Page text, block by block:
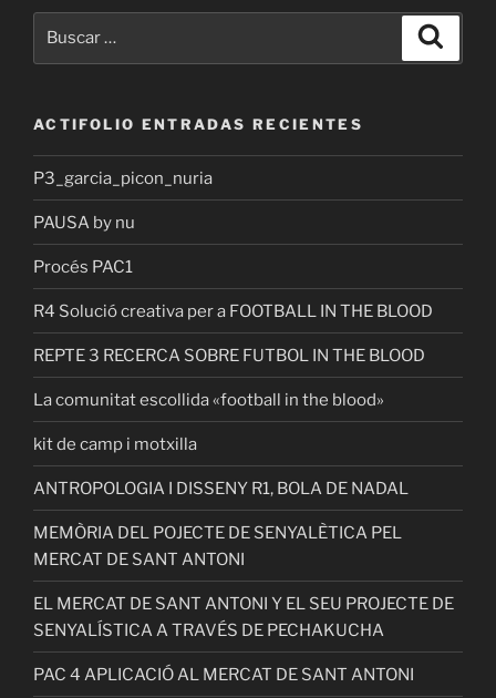
ACTIFOLIO ENTRADAS RECIENTES
P3_garcia_picon_nuria
PAUSA by nu
Procés PAC1
R4 Solució creativa per a FOOTBALL IN THE BLOOD
REPTE 3 RECERCA SOBRE FUTBOL IN THE BLOOD
La comunitat escollida «football in the blood»
kit de camp i motxilla
ANTROPOLOGIA I DISSENY R1, BOLA DE NADAL
MEMÒRIA DEL POJECTE DE SENYALÈTICA PEL
MERCAT DE SANT ANTONI
EL MERCAT DE SANT ANTONI Y EL SEU PROJECTE DE
SENYALÍSTICA A TRAVÉS DE PECHAKUCHA
PAC 4 APLICACIÓ AL MERCAT DE SANT ANTONI